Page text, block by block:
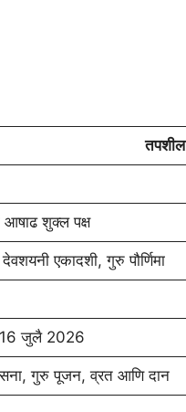
तपशील
आषाढ शुक्ल पक्ष
एकादशी, गुरु पौर्णिमा
16 जुलै 2026
गुरु पूजन, व्रत आणि दान